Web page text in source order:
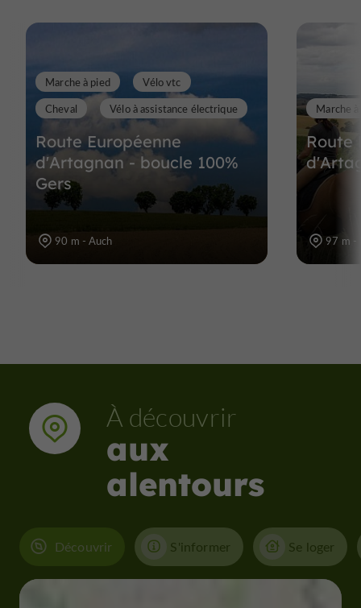
Route Européenne
d'Artagnan - boucle 100%
Gers
Marche à pied
Vélo vtc
Cheval
Vélo à assistance électrique
90 m - Auch
Route
Marche
97 m -
À découvrir
aux
alentours
Découvrir S'informer Se loger